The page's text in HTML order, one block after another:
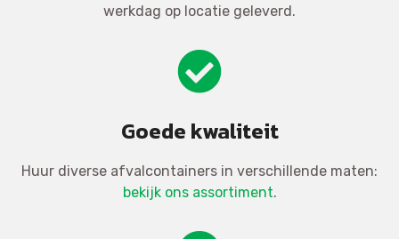
werkdag op locatie geleverd.
Goede kwaliteit
Huur diverse afvalcontainers in verschillende maten:
bekijk ons assortiment.